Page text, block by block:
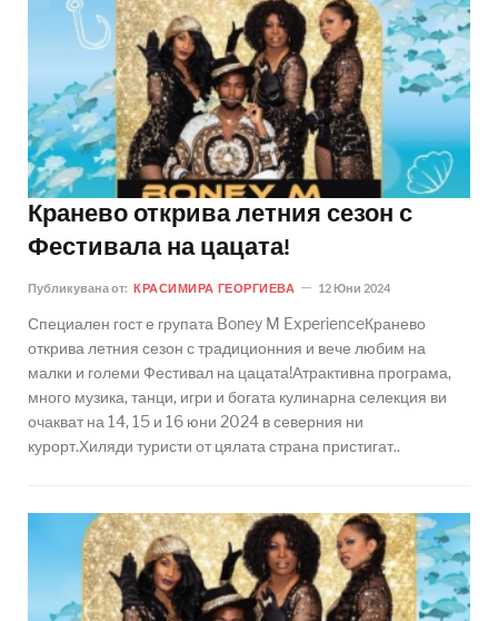
Кранево открива летния сезон с
Фестивала на цацата!
Публикувана от: КРАСИМИРА ГЕОРГИЕВА 12 Юни 2024
Специален гост е групата Boney M ExperienceКранево
открива летния сезон с традиционния и вече любим на
малки и големи Фестивал на цацата!Атрактивна програма,
много музика, танци, игри и богата кулинарна селекция ви
очакват на 14, 15 и 16 юни 2024 в северния ни
курорт.Хиляди туристи от цялата страна пристигат..